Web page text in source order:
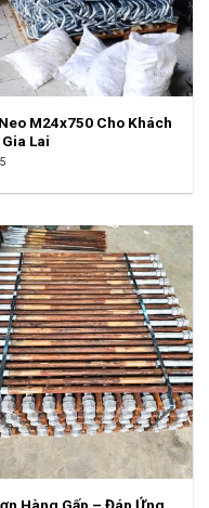
M24x750 Cho Khách
Lai